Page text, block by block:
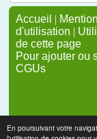
En poursuivant votre
Accueil |
d'utilisation |
de cette page
Pour ajouter ou
CGUs